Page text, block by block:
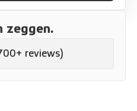
zeggen.
reviews)